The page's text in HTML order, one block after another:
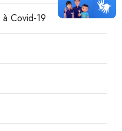
Covid-19